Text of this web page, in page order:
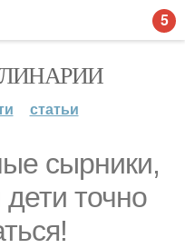
статьи
сырники,
точно
5